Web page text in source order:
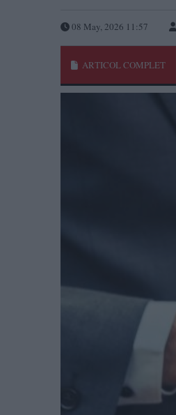
08 May, 2026 11:57
ARTICOL COMPLET